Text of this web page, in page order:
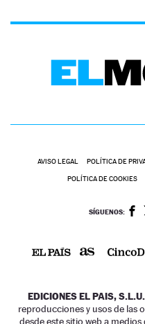
AVISO LEGAL POLÍTICA DE
POLÍTICA DE COOKIES
SÍGUENOS:
EDICIONES EL PAIS, S.L.U.
reproducciones y usos de las
desde este sitio web a